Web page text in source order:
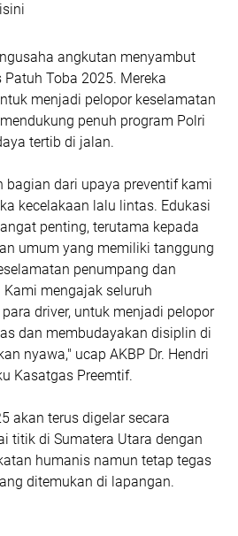
angkutan menyambut
Toba 2025. Mereka
menjadi pelopor keselamatan
penuh program Polri
tertib di jalan.
bagian dari upaya preventif kami
kecelakaan lalu lintas. Edukasi
penting, terutama kepada
umum yang memiliki tanggung
penumpang dan
mengajak seluruh
driver, untuk menjadi pelopor
dan membudayakan disiplin di
nyawa," ucap AKBP Dr. Hendri
Kasatgas Preemtif.
akan terus digelar secara
titik di Sumatera Utara dengan
humanis namun tetap tegas
ditemukan di lapangan.